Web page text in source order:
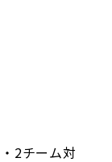
2チーム対